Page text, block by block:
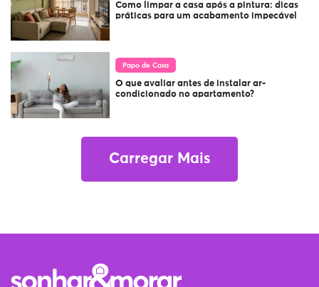
Como limpar a casa após a pintura: dicas
práticas para um acabamento impecável
Papo de Casa
O que avaliar antes de instalar ar-
condicionado no apartamento?
Carregar Mais